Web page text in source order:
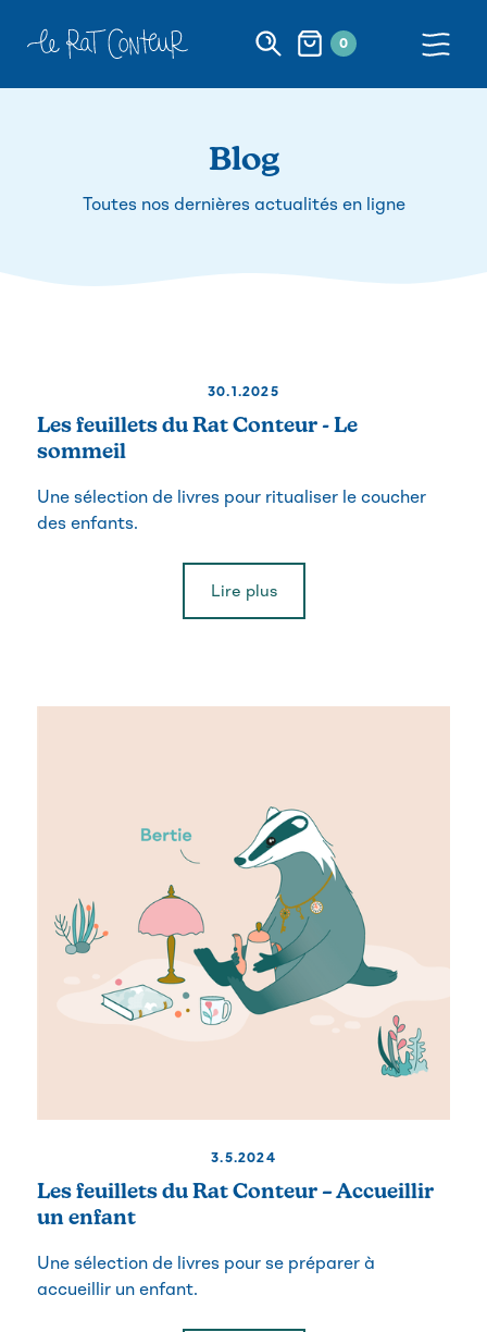
0
Blog
Toutes nos dernières actualités en ligne
30.1.2025
Les feuillets du Rat Conteur - Le
sommeil
Une sélection de livres pour ritualiser le coucher
des enfants.
Lire plus
3.5.2024
Les feuillets du Rat Conteur – Accueillir
un enfant
Une sélection de livres pour se préparer à
accueillir un enfant.